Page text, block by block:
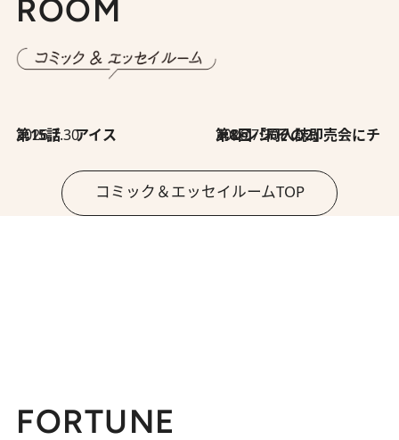
ROOM
2026.7.30
第15話 アイス 2026.7.30
第8回「同人誌即売会にチャレンジ その2」
コミック＆エッセイルームTOP
FORTUNE